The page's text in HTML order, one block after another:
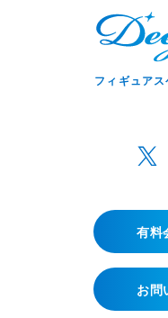
フィギュア
有料
お問